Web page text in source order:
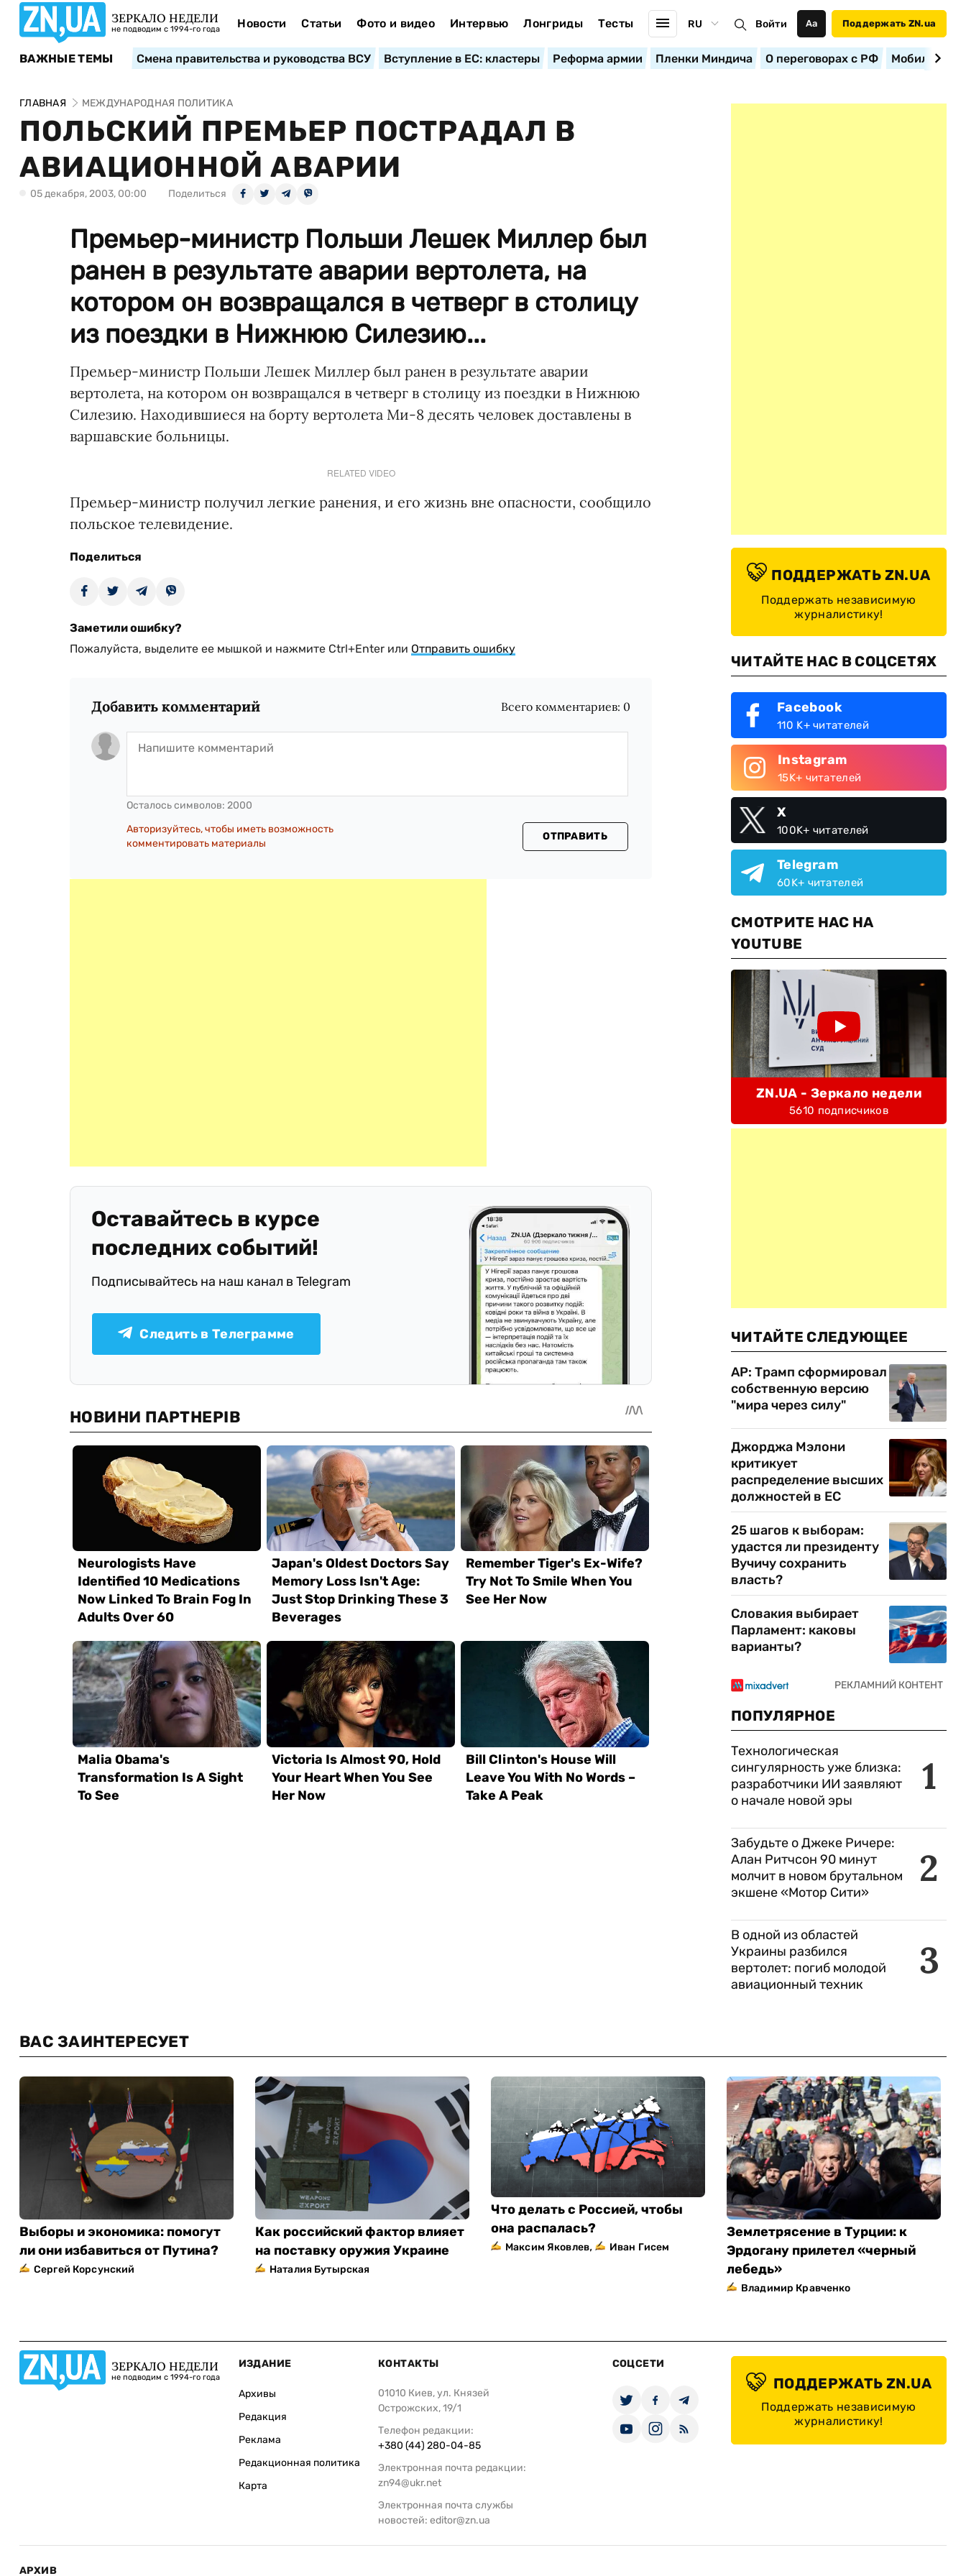
ЗЕРКАЛО НЕДЕЛИ
не подводим с 1994-го года Новости Статьи Фото и видео Интервью Лонгриды Тесты RU Войти Аа Поддержать ZN.ua
ВАЖНЫЕ ТЕМЫ Смена правительства и руководства ВСУ Вступление в ЕС: кластеры Реформа армии Пленки Миндича О переговорах с РФ
ГЛАВНАЯ МЕЖДУНАРОДНАЯ ПОЛИТИКА
ПОЛЬСКИЙ ПРЕМЬЕР ПОСТРАДАЛ В
АВИАЦИОННОЙ АВАРИИ
05 декабря, 2003, 00:00 Поделиться
Премьер-министр Польши Лешек Миллер был
ранен в результате аварии вертолета, на
котором он возвращался в четверг в столицу
из поездки в Нижнюю Силезию...
Премьер-министр Польши Лешек Миллер был ранен в результате аварии
вертолета, на котором он возвращался в четверг в столицу из поездки в Нижнюю
Силезию. Находившиеся на борту вертолета Ми-8 десять человек доставлены в
варшавские больницы.
RELATED VIDEO
Премьер-министр получил легкие ранения, и его жизнь вне опасности, сообщило
польское телевидение.
Поделиться
Заметили ошибку?
Пожалуйста, выделите ее мышкой и нажмите Ctrl+Enter или Отправить ошибку
Добавить комментарий Всего комментариев: 0
Осталось символов: 2000
Авторизуйтесь, чтобы иметь возможность
комментировать материалы
ОТПРАВИТЬ
Оставайтесь в курсе
последних событий!
Подписывайтесь на наш канал в Telegram
Следить в Телеграмме
ПОДДЕРЖАТЬ ZN.UA
Поддержать независимую
журналистику!
ЧИТАЙТЕ НАС В СОЦСЕТЯХ
Facebook
110 K+ читателей
Instagram
15K+ читателей
X
100K+ читателей
Telegram
60K+ читателей
СМОТРИТЕ НАС НА
YOUTUBE
ZN.UA - Зеркало недели
5610 подписчиков
ЧИТАЙТЕ СЛЕДУЮЩЕЕ
AP: Трамп сформировал
собственную версию
"мира через силу"
Джорджа Мэлони
критикует
распределение высших
должностей в ЕС
25 шагов к выборам:
удастся ли президенту
Вучичу сохранить
власть?
Словакия выбирает
Парламент: каковы
варианты?
ПОПУЛЯРНОЕ
1
Технологическая
сингулярность уже близка:
разработчики ИИ заявляют
о начале новой эры
2
Забудьте о Джеке Ричере:
Алан Ритчсон 90 минут
молчит в новом брутальном
экшене «Мотор Сити»
3
В одной из областей
Украины разбился
вертолет: погиб молодой
авиационный техник
ВАС ЗАИНТЕРЕСУЕТ
Выборы и экономика: помогут
ли они избавиться от Путина?
Сергей Корсунский
Как российский фактор влияет
на поставку оружия Украине
Наталия Бутырская
Что делать с Россией, чтобы
она распалась?
Максим Яковлев, Иван Гисем
Землетрясение в Турции: к
Эрдогану прилетел «черный
лебедь»
Владимир Кравченко
ЗЕРКАЛО НЕДЕЛИ
не подводим с 1994-го года
ИЗДАНИЕ
Архивы
Редакция
Реклама
Редакционная политика
Карта
КОНТАКТЫ
01010 Киев, ул. Князей
Острожских, 19/1
Телефон редакции:
+380 (44) 280-04-85
Электронная почта редакции:
zn94@ukr.net
Электронная почта службы
новостей: editor@zn.ua
СОЦСЕТИ
ПОДДЕРЖАТЬ ZN.UA
Поддержать независимую
журналистику!
АРХИВ